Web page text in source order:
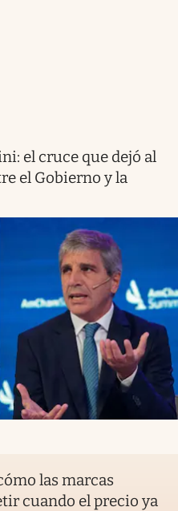
el cruce que dejó al
el Gobierno y la
las marcas
cuando el precio ya